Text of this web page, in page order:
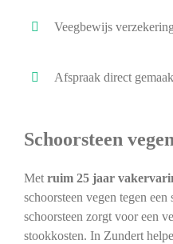
Veegbewijs
Afspraak direct
Schoorsteen
Metruim 25 jaar
schoorsteen vegen tegen
schoorsteen zorgt voor een
stookkosten. In Zundert